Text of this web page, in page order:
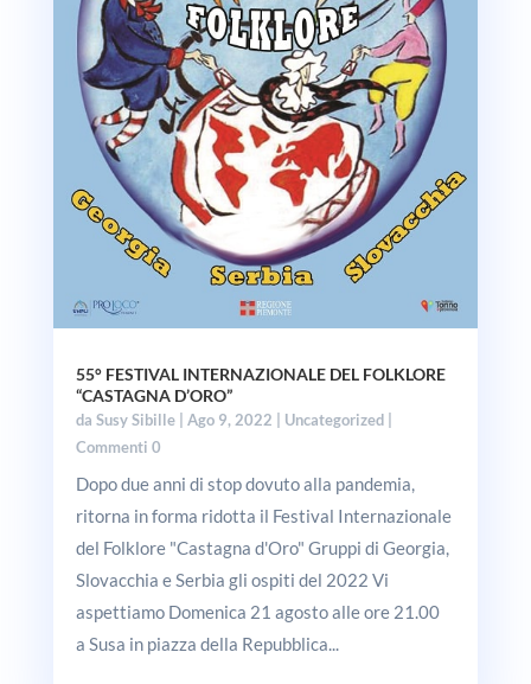
55° FESTIVAL INTERNAZIONALE DEL FOLKLORE
“CASTAGNA D’ORO”
da Susy Sibille| Ago 9, 2022 Uncategorized|
Commenti 0
Dopo due anni di stop dovuto alla pandemia,
ritorna in forma ridotta il Festival Internazionale
del Folklore "Castagna d'Oro" Gruppi di Georgia,
Slovacchia e Serbia gli ospiti del 2022 Vi
aspettiamo Domenica 21 agosto alle ore 21.00
a Susa in piazza della Repubblica...